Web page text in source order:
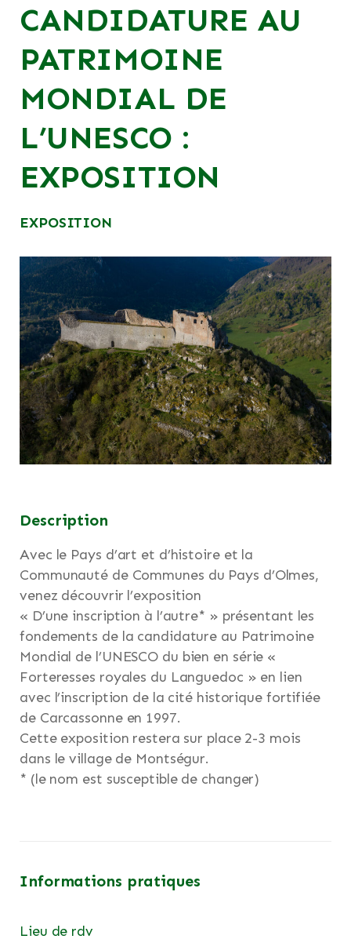
CANDIDATURE AU
PATRIMOINE
MONDIAL DE
L’UNESCO :
EXPOSITION
EXPOSITION
Description
Avec le Pays d’art et d’histoire et la
Communauté de Communes du Pays d’Olmes,
venez découvrir l’exposition
« D’une inscription à l’autre* » présentant les
fondements de la candidature au Patrimoine
Mondial de l’UNESCO du bien en série «
Forteresses royales du Languedoc » en lien
avec l’inscription de la cité historique fortifiée
de Carcassonne en 1997.
Cette exposition restera sur place 2-3 mois
dans le village de Montségur.
* (le nom est susceptible de changer)
Informations pratiques
Lieu de rdv